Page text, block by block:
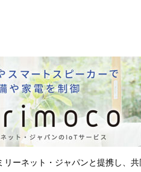
リーネット・ジャパンと提携し、